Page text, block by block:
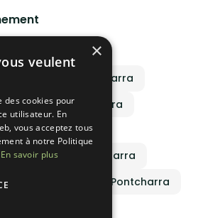
pas cher à Pontcharra
en main à Pontcharra
à Pontcharra
clé en main à Pontcharra
de jour de l'an à Pontcharra
à Pontcharra
×
veulent
des cookies pour
utilisateur. En
vous acceptez tous
à notre Politique
En savoir plus